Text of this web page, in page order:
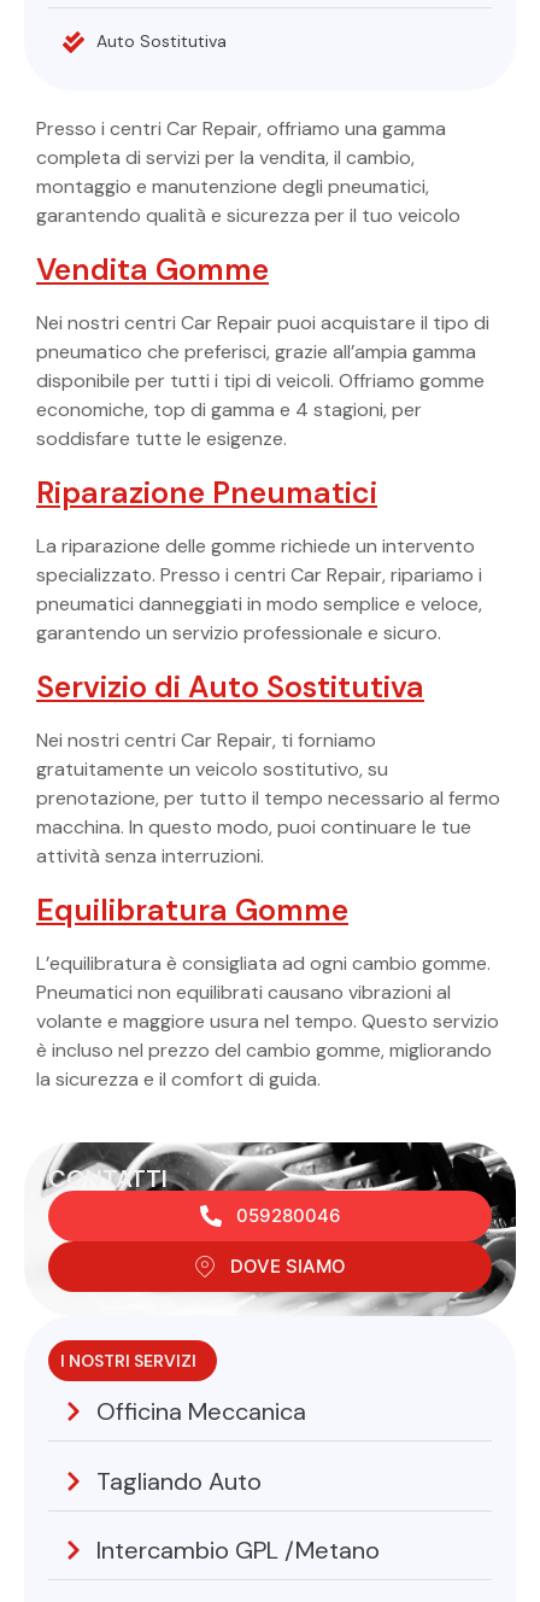
Auto Sostitutiva
Presso i centri Car Repair, offriamo una gamma
completa di servizi per la vendita, il cambio,
montaggio e manutenzione degli pneumatici,
garantendo qualità e sicurezza per il tuo veicolo
Vendita Gomme
Nei nostri centri Car Repair puoi acquistare il tipo di
pneumatico che preferisci, grazie all’ampia gamma
disponibile per tutti i tipi di veicoli. Offriamo gomme
economiche, top di gamma e 4 stagioni, per
soddisfare tutte le esigenze.
Riparazione Pneumatici
La riparazione delle gomme richiede un intervento
specializzato. Presso i centri Car Repair, ripariamo i
pneumatici danneggiati in modo semplice e veloce,
garantendo un servizio professionale e sicuro.
Servizio di Auto Sostitutiva
Nei nostri centri Car Repair, ti forniamo
gratuitamente un veicolo sostitutivo, su
prenotazione, per tutto il tempo necessario al fermo
macchina. In questo modo, puoi continuare le tue
attività senza interruzioni.
Equilibratura Gomme
L’equilibratura è consigliata ad ogni cambio gomme.
Pneumatici non equilibrati causano vibrazioni al
volante e maggiore usura nel tempo. Questo servizio
è incluso nel prezzo del cambio gomme, migliorando
la sicurezza e il comfort di guida.
CONTATTI
059280046
DOVE SIAMO
I NOSTRI SERVIZI
Officina Meccanica
Tagliando Auto
Intercambio GPL /Metano